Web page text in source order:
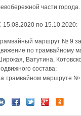
части города.
15.08.2020 по 15.10.2020:
маршрут № 9
по трамвайному
Ватутина,
состава;
трамвайном маршруте №